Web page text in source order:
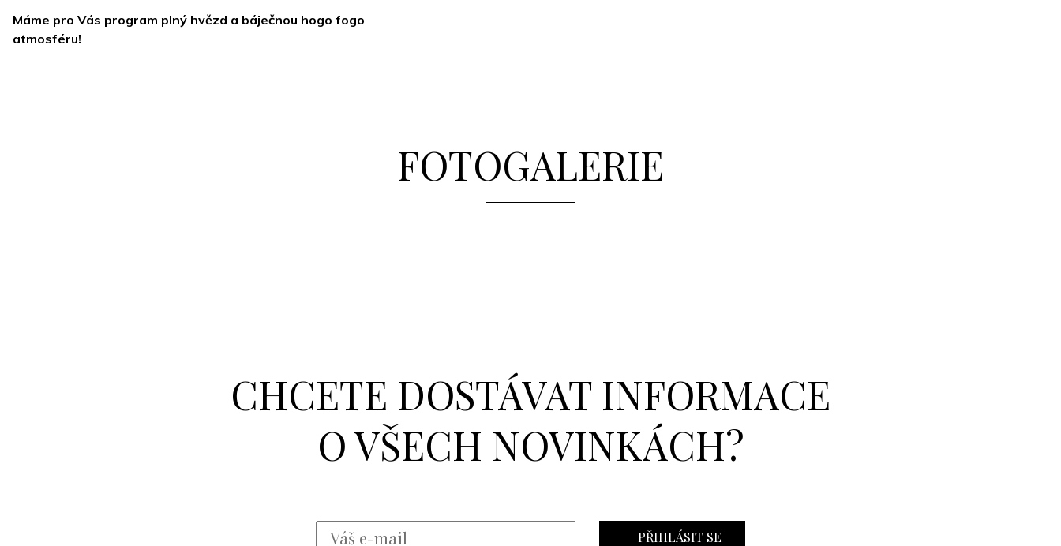
Máme pro Vás program plný hvězd a báječnou hogo fogo
atmosféru!
FOTOGALERIE
CHCETE DOSTÁVAT INFORMACE
O VŠECH NOVINKÁCH?